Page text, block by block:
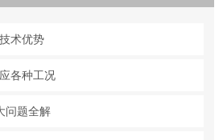
术优势
各种工况
问题全解